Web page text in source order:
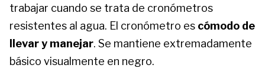
trabajar cuando se trata de cronómetros
resistentes al agua. El cronómetro es cómodo de
llevar y manejar. Se mantiene extremadamente
básico visualmente en negro.